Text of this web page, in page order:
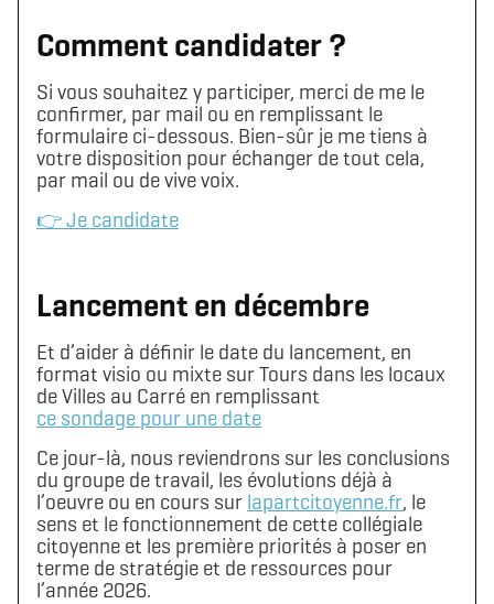
(format .svg)
(format .zip)
Comment candidater ?
Si vous souhaitez y participer, merci de me le
confirmer, par mail ou en remplissant le
formulaire ci-dessous. Bien-sûr je me tiens à
votre disposition pour échanger de tout cela,
par mail ou de vive voix.
👉 Je candidate
Lancement en décembre
Et d’aider à définir le date du lancement, en
format visio ou mixte sur Tours dans les locaux
de Villes au Carré en remplissant
ce sondage pour une date
Ce jour-là, nous reviendrons sur les conclusions
du groupe de travail, les évolutions déjà à
l’oeuvre ou en cours sur lapartcitoyenne.fr, le
sens et le fonctionnement de cette collégiale
citoyenne et les première priorités à poser en
terme de stratégie et de ressources pour
l’année 2026.